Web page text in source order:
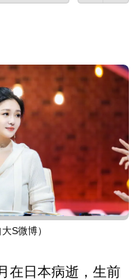
S微博）
在日本病逝，生前